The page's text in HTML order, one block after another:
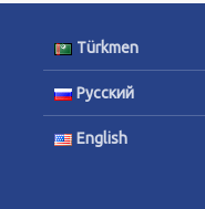
Türkmen
Русский
English